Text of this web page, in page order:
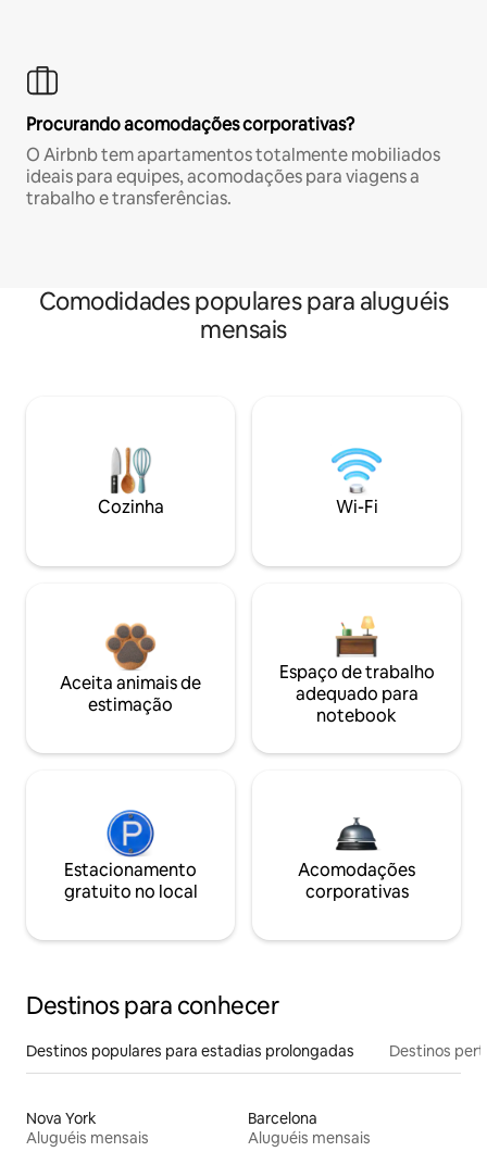
Procurando acomodações corporativas?
O Airbnb tem apartamentos totalmente mobiliados
ideais para equipes, acomodações para viagens a
trabalho e transferências.
Comodidades populares para aluguéis
mensais
Cozinha Wi-Fi
Aceita animais de
estimação
Espaço de trabalho
adequado para
notebook
Estacionamento
gratuito no local
Acomodações
corporativas
Destinos para conhecer
Destinos populares para estadias prolongadas Destinos
Nova York
Aluguéis mensais
Barcelona
Aluguéis mensais